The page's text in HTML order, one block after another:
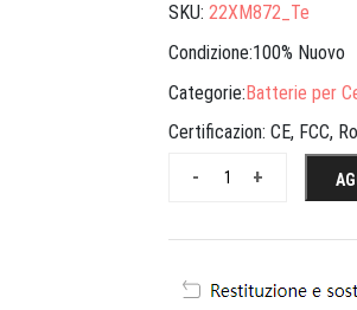
SKU: 22XM872_Te
Condizione:100% Nuovo
Categorie:Batterie per
Certificazion: CE, FCC,
+
-